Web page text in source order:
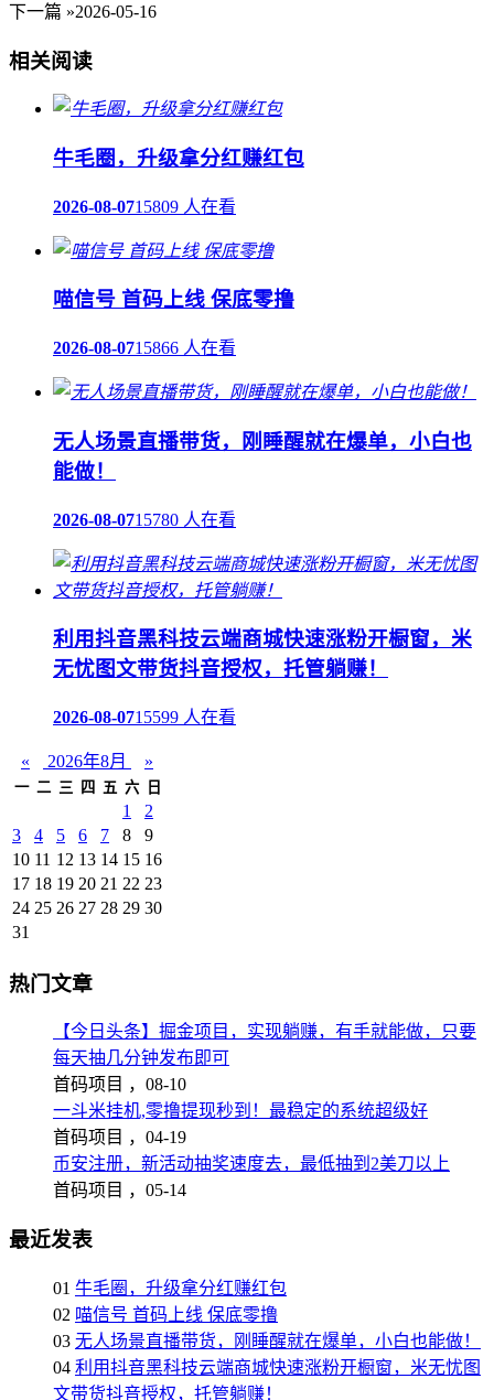
下一篇 »2026-05-16
相关阅读
牛毛圈，升级拿分红赚红包
2026-08-0715809 人在看
喵信号 首码上线 保底零撸
2026-08-0715866 人在看
无人场景直播带货，刚睡醒就在爆单，小白也
能做！
2026-08-0715780 人在看
利用抖音黑科技云端商城快速涨粉开橱窗，米
无忧图文带货抖音授权，托管躺赚！
2026-08-0715599 人在看
« 2026年8月 »
一 二 三 四 五 六 日
1
2
3
4 5 6 7 8
9
10 11 12 13 14 15 16
17 18 19 20 21 22 23
24 25 26 27 28 29 30
31
热门文章
【今日头条】掘金项目，实现躺赚，有手就能做，只要
每天抽几分钟发布即可
首码项目 ， 08-10
一斗米挂机,零撸提现秒到！最稳定的系统超级好
首码项目 ， 04-19
币安注册，新活动抽奖速度去，最低抽到2美刀以上
首码项目 ， 05-14
最近发表
01 牛毛圈，升级拿分红赚红包
02 喵信号 首码上线 保底零撸
03 无人场景直播带货，刚睡醒就在爆单，小白也能做！
04 利用抖音黑科技云端商城快速涨粉开橱窗，米无忧图
文带货抖音授权，托管躺赚！